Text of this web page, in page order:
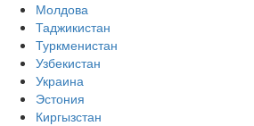
Молдова
Таджикистан
Туркменистан
Узбекистан
Украина
Эстония
Киргызстан